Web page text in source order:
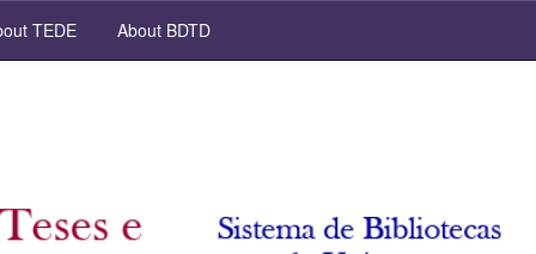
TEDE About BDTD